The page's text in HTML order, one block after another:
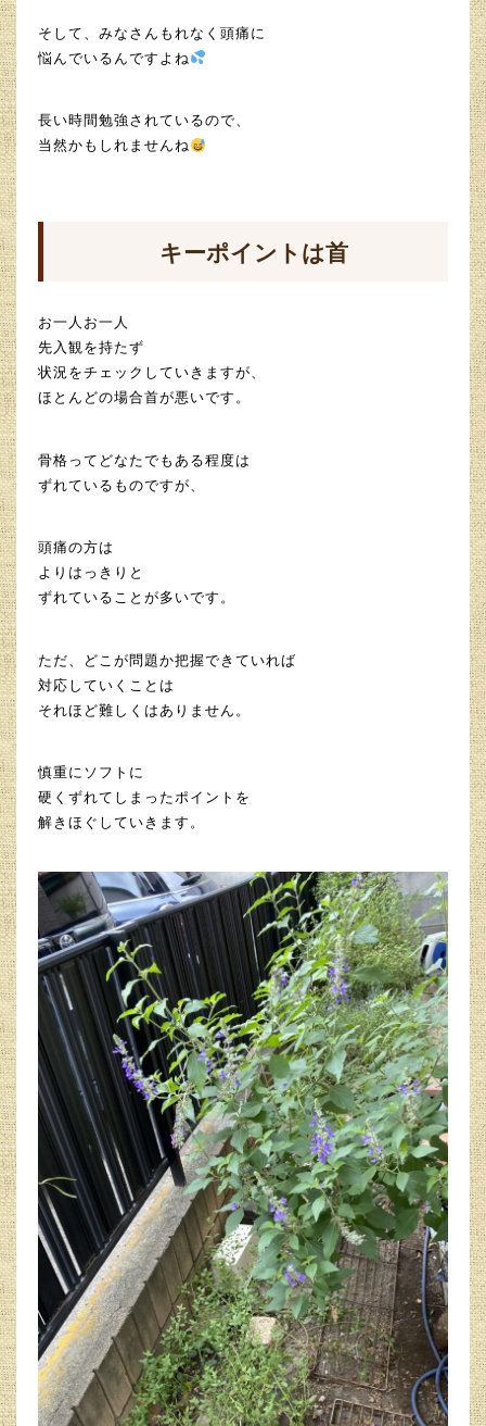
そして、みなさんもれなく頭痛に
悩んでいるんですよね
長い時間勉強されているので、
当然かもしれませんね
キーポイントは首
お一人お一人
先入観を持たず
状況をチェックしていきますが、
ほとんどの場合首が悪いです。
骨格ってどなたでもある程度は
ずれているものですが、
頭痛の方は
よりはっきりと
ずれていることが多いです。
ただ、どこが問題か把握できていれば
対応していくことは
それほど難しくはありません。
慎重にソフトに
硬くずれてしまったポイントを
解きほぐしていきます。